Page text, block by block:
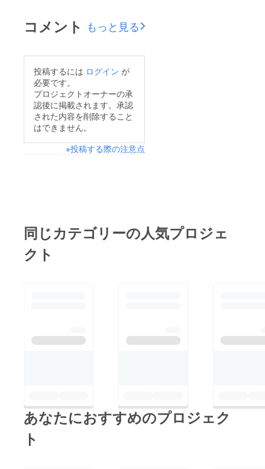
て行く場所は違えど、
人間に棄てられ生き場
小さくとも尊い命を私
たちは受け入れたい。
タロウはそれでも人に
慣れているせいで、少
し怖がりだが人を信じ
たい気持ちがうかがえ
る。 三か月いても鉄
つめてくれる。 まだ
人間を信じたいと云う
※ ※ ※ ※ ※ ※ ※ ※ ※ ※ ※ ※
為に皆様のお力を、お
貸しください。 ２０
舎一号は完成となりま
改築が出来るのも 全
国の方々の強力なご支
援と暖かいお気持ちの
お陰様で ありこの場
をお借りして、深くお
礼をしたい気持ちで
す。 本当に、ありが
シェルター作りの為に
い〕と云う理由で野犬
は残念ながら捕獲され
捕獲される立場ではな
いことに着付く。 し
かし、その繁殖率の高
さと基本的な生き場が
もいつも危険にさらさ
りそれに反意のある人
たちは、それを反対す
いだろうか。 そして
マットや壁紙を交換し
コメント もっと見る
投稿するには ログイン が
必要です。
プロジェクトオーナーの承
認後に掲載されます。承認
された内容を削除すること
はできません。
※投稿する際の注意点
同じカテゴリーの人気プロジェ
クト
あなたにおすすめのプロジェク
ト